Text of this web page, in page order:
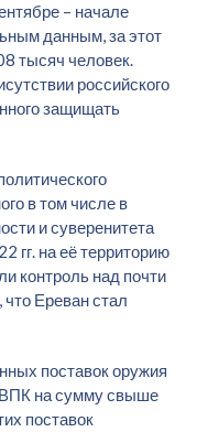
– начале
данным, за этот
тысяч человек.
российского
защищать
в том числе в
и суверенитета
гг. на её территорию
контроль над почти
что Ереван стал
поставок оружия
ВПК на сумму свыше
поставок